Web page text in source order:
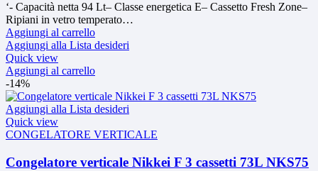
prezzo
originale
era:
199,00 €.
prezzo
attuale
è:
179,00 €.
‘- Capacità netta 94 Lt– Classe energetica E– Cassetto Fresh Zone–
Ripiani in vetro temperato…
Aggiungi al carrello
Aggiungi alla Lista desideri
Quick view
Aggiungi al carrello
-14%
Aggiungi alla Lista desideri
Quick view
CONGELATORE VERTICALE
Congelatore verticale Nikkei F 3 cassetti 73L NKS75